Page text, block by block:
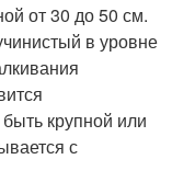
от 30 до 50 см.
в уровне
крупной или
с